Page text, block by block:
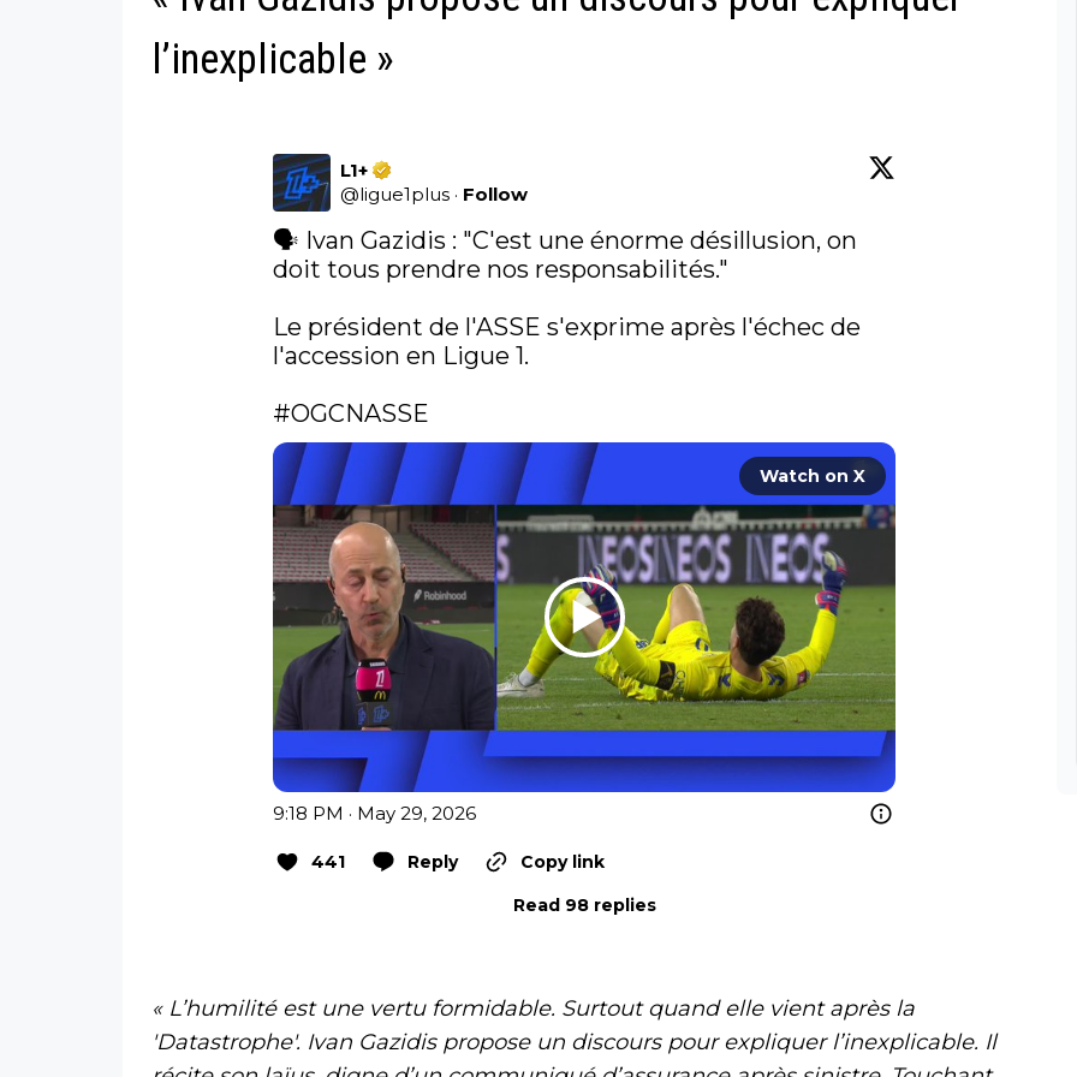
l’inexplicable »
L1+
@ligue1plus · Follow
🗣️ Ivan Gazidis : "C'est une énorme désillusion, on
doit tous prendre nos responsabilités."
Le président de l'ASSE s'exprime après l'échec de
l'accession en Ligue 1.
#OGCNASSE
Watch on X
9:18 PM · May 29, 2026
441 Reply
Copy link
Read 98 replies
« L’humilité est une vertu formidable. Surtout quand elle vient après la
'Datastrophe'. Ivan Gazidis propose un discours pour expliquer l’inexplicable. Il